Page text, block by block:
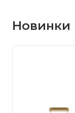
Новинки